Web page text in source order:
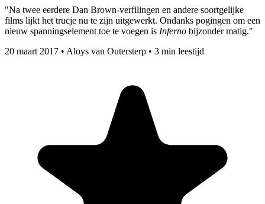
"Na twee eerdere Dan Brown-verfilingen en andere soortgelijke
films lijkt het trucje nu te zijn uitgewerkt. Ondanks pogingen om een
nieuw spanningselement toe te voegen is Inferno bijzonder matig."
20 maart 2017 • Aloys van Outersterp • 3 min leestijd